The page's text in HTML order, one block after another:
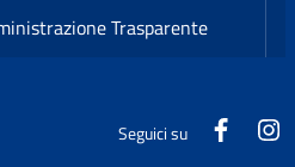
Trasparente
Seguici su